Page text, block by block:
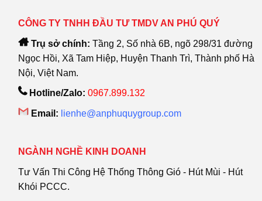
CÔNG TY TNHH ĐẦU TƯ TMDV AN PHÚ QUÝ
Trụ sở chính: Tầng 2, Số nhà 6B, ngõ 298/31 đường
Ngọc Hồi, Xã Tam Hiệp, Huyện Thanh Trì, Thành phố Hà
Nội, Việt Nam.
Hotline/Zalo: 0967.899.132
Email: lienhe@anphuquygroup.com
NGÀNH NGHỀ KINH DOANH
Tư Vấn Thi Công Hệ Thống Thông Gió - Hút Mùi - Hút
Khói PCCC.